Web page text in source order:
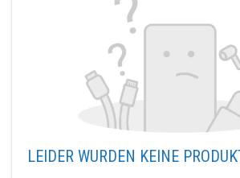
LEIDER WURDEN KEINE